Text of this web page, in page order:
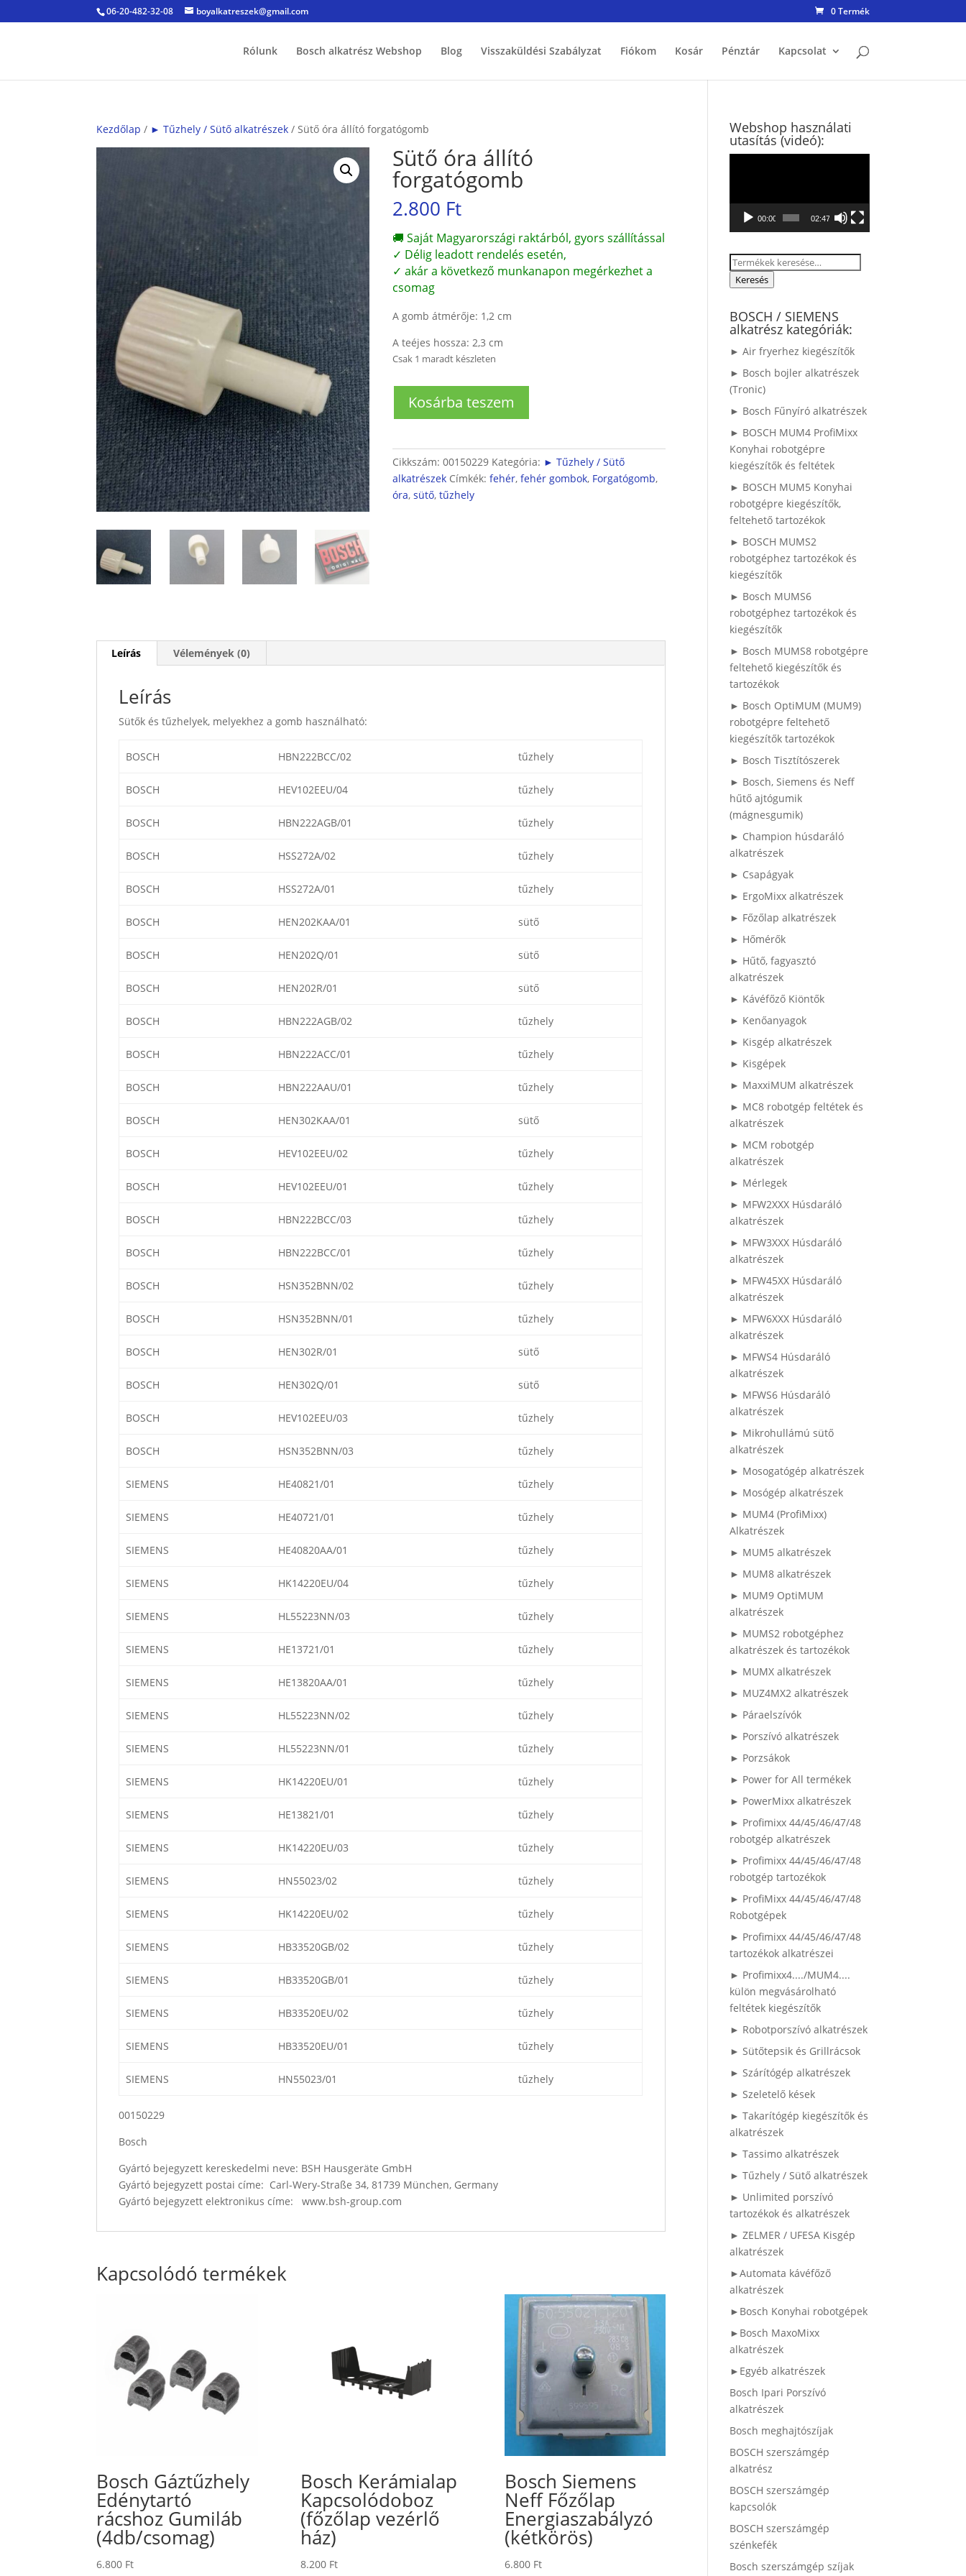
06-20-482-32-08 boyalkatreszek@gmail.com 0 Termék
Rólunk Bosch alkatrész Webshop Blog Visszaküldési Szabályzat Fiókom Kosár Pénztár Kapcsolat
Kezdőlap / ► Tűzhely / Sütő alkatrészek / Sütő óra állító forgatógomb
Sütő óra állító
forgatógomb
2.800 Ft
🚚 Saját Magyarországi raktárból, gyors szállítással
✓ Délig leadott rendelés esetén,
✓ akár a következő munkanapon megérkezhet a
csomag
A gomb átmérője: 1,2 cm
A teéjes hossza: 2,3 cm
Csak 1 maradt készleten
mennyiség
Kosárba teszem
Cikkszám:00150229 Kategória: ► Tűzhely / Sütő
alkatrészek Címkék:fehér,fehér gombok, Forgatógomb,
óra,sütő,tűzhely
Leírás Vélemények (0)
Leírás
Sütők és tűzhelyek, melyekhez a gomb használható:
BOSCH HBN222BCC/02 tűzhely
BOSCH HEV102EEU/04 tűzhely
BOSCH HBN222AGB/01 tűzhely
BOSCH HSS272A/02 tűzhely
BOSCH HSS272A/01 tűzhely
BOSCH HEN202KAA/01 sütő
BOSCH HEN202Q/01 sütő
BOSCH HEN202R/01 sütő
BOSCH HBN222AGB/02 tűzhely
BOSCH HBN222ACC/01 tűzhely
BOSCH HBN222AAU/01 tűzhely
BOSCH HEN302KAA/01 sütő
BOSCH HEV102EEU/02 tűzhely
BOSCH HEV102EEU/01 tűzhely
BOSCH HBN222BCC/03 tűzhely
BOSCH HBN222BCC/01 tűzhely
BOSCH HSN352BNN/02 tűzhely
BOSCH HSN352BNN/01 tűzhely
BOSCH HEN302R/01 sütő
BOSCH HEN302Q/01 sütő
BOSCH HEV102EEU/03 tűzhely
BOSCH HSN352BNN/03 tűzhely
SIEMENS HE40821/01 tűzhely
SIEMENS HE40721/01 tűzhely
SIEMENS HE40820AA/01 tűzhely
SIEMENS HK14220EU/04 tűzhely
SIEMENS HL55223NN/03 tűzhely
SIEMENS HE13721/01 tűzhely
SIEMENS HE13820AA/01 tűzhely
SIEMENS HL55223NN/02 tűzhely
SIEMENS HL55223NN/01 tűzhely
SIEMENS HK14220EU/01 tűzhely
SIEMENS HE13821/01 tűzhely
SIEMENS HK14220EU/03 tűzhely
SIEMENS HN55023/02 tűzhely
SIEMENS HK14220EU/02 tűzhely
SIEMENS HB33520GB/02 tűzhely
SIEMENS HB33520GB/01 tűzhely
SIEMENS HB33520EU/02 tűzhely
SIEMENS HB33520EU/01 tűzhely
SIEMENS HN55023/01 tűzhely
00150229
Bosch
Gyártó bejegyzett kereskedelmi neve: BSH Hausgeräte GmbH
Gyártó bejegyzett postai címe: Carl-Wery-Straße 34, 81739 München, Germany
Gyártó bejegyzett elektronikus címe: www.bsh-group.com
Kapcsolódó termékek
Bosch Gáztűzhely
Edénytartó
rácshoz Gumiláb
(4db/csomag)
6.800 Ft
Bosch Kerámialap
Kapcsolódoboz
(főzőlap vezérlő
ház)
8.200 Ft
Bosch Siemens
Neff Főzőlap
Energiaszabályzó
(kétkörös)
6.800 Ft
Webshop használati
utasítás (videó):
00:00 02:47
Keresés
Keresés
BOSCH / SIEMENS
alkatrész kategóriák:
► Air fryerhez kiegészítők
► Bosch bojler alkatrészek
(Tronic)
► Bosch Fűnyíró alkatrészek
► BOSCH MUM4 ProfiMixx
Konyhai robotgépre
kiegészítők és feltétek
► BOSCH MUM5 Konyhai
robotgépre kiegészítők,
feltehető tartozékok
► BOSCH MUMS2
robotgéphez tartozékok és
kiegészítők
► Bosch MUMS6
robotgéphez tartozékok és
kiegészítők
► Bosch MUMS8 robotgépre
feltehető kiegészítők és
tartozékok
► Bosch OptiMUM (MUM9)
robotgépre feltehető
kiegészítők tartozékok
► Bosch Tisztítószerek
► Bosch, Siemens és Neff
hűtő ajtógumik
(mágnesgumik)
► Champion húsdaráló
alkatrészek
► Csapágyak
► ErgoMixx alkatrészek
► Főzőlap alkatrészek
► Hőmérők
► Hűtő, fagyasztó
alkatrészek
► Kávéfőző Kiöntők
► Kenőanyagok
► Kisgép alkatrészek
► Kisgépek
► MaxxiMUM alkatrészek
► MC8 robotgép feltétek és
alkatrészek
► MCM robotgép
alkatrészek
► Mérlegek
► MFW2XXX Húsdaráló
alkatrészek
► MFW3XXX Húsdaráló
alkatrészek
► MFW45XX Húsdaráló
alkatrészek
► MFW6XXX Húsdaráló
alkatrészek
► MFWS4 Húsdaráló
alkatrészek
► MFWS6 Húsdaráló
alkatrészek
► Mikrohullámú sütő
alkatrészek
► Mosogatógép alkatrészek
► Mosógép alkatrészek
► MUM4 (ProfiMixx)
Alkatrészek
► MUM5 alkatrészek
► MUM8 alkatrészek
► MUM9 OptiMUM
alkatrészek
► MUMS2 robotgéphez
alkatrészek és tartozékok
► MUMX alkatrészek
► MUZ4MX2 alkatrészek
► Páraelszívók
► Porszívó alkatrészek
► Porzsákok
► Power for All termékek
► PowerMixx alkatrészek
► Profimixx 44/45/46/47/48
robotgép alkatrészek
► Profimixx 44/45/46/47/48
robotgép tartozékok
► ProfiMixx 44/45/46/47/48
Robotgépek
► Profimixx 44/45/46/47/48
tartozékok alkatrészei
► Profimixx4..../MUM4....
külön megvásárolható
feltétek kiegészítők
► Robotporszívó alkatrészek
► Sütőtepsik és Grillrácsok
► Szárítógép alkatrészek
► Szeletelő kések
► Takarítógép kiegészítők és
alkatrészek
► Tassimo alkatrészek
► Tűzhely / Sütő alkatrészek
► Unlimited porszívó
tartozékok és alkatrészek
► ZELMER / UFESA Kisgép
alkatrészek
►Automata kávéfőző
alkatrészek
►Bosch Konyhai robotgépek
►Bosch MaxoMixx
alkatrészek
►Egyéb alkatrészek
Bosch Ipari Porszívó
alkatrészek
Bosch meghajtószíjak
BOSCH szerszámgép
alkatrész
BOSCH szerszámgép
kapcsolók
BOSCH szerszámgép
szénkefék
Bosch szerszámgép szíjak